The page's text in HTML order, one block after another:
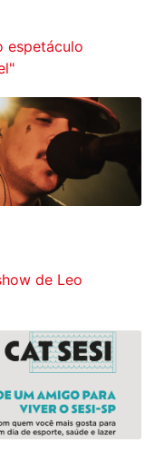
espetáculo
de Leo